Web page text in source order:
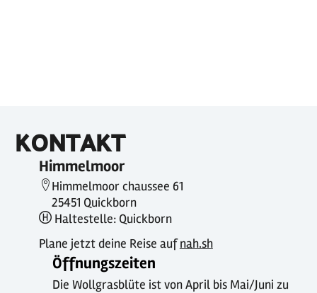
KONTAKT
Himmelmoor
Himmelmoor chaussee 61
25451 Quickborn
Haltestelle: Quickborn
Plane jetzt deine Reise aufnah.sh
Öffnungszeiten
Die Wollgrasblüte ist von April bis Mai/Juni zu